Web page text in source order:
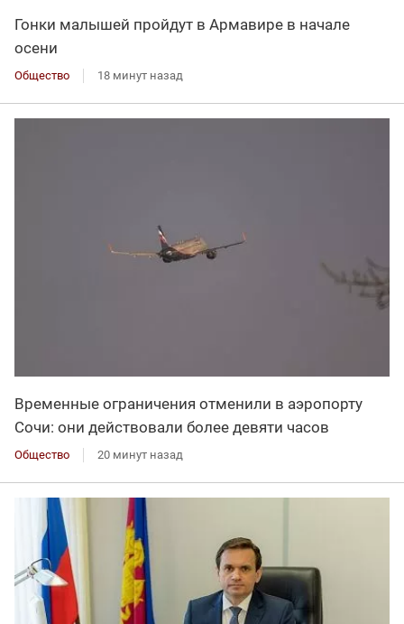
Гонки малышей пройдут в Армавире в начале
осени
Общество 18 минут назад
Временные ограничения отменили в аэропорту
Сочи: они действовали более девяти часов
Общество 20 минут назад